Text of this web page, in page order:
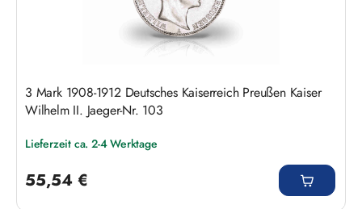
3 Mark 1908-1912 Deutsches Kaiserreich Preußen Kaiser
Wilhelm II. Jaeger-Nr. 103
Lieferzeit ca. 2-4 Werktage
55,54 €